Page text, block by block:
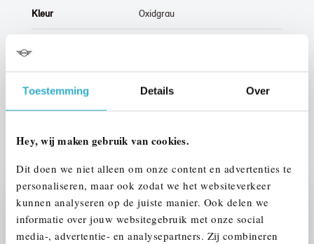
Toestemming Details Over
Hey, wij maken gebruik van cookies.
Dit doen we niet alleen om onze content en advertenties te
personaliseren, maar ook zodat we het websiteverkeer
kunnen analyseren op de juiste manier. Ook delen we
informatie over jouw websitegebruik met onze social
media-, advertentie- en analysepartners. Zij combineren
Stap 1 van 3
UW AUTO INRUILEN?
Kleur Oxidgrau